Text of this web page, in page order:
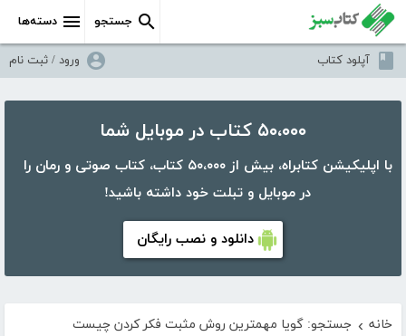
دسته‌ها جستجو
آپلود کتاب ورود / ثبت نام
۵۰،۰۰۰ کتاب در موبایل شما
با اپلیکیشن کتابراه، بیش از ۵۰،۰۰۰ کتاب، کتاب صوتی و رمان را
در موبایل و تبلت خود داشته باشید!
دانلود و نصب رایگان
خانه › جستجو: گویا مهمترین روش مثبت فکر کردن چیست